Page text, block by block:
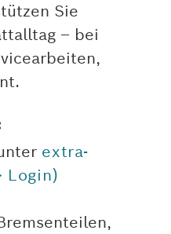
Sie
– bei
extra-
Login)